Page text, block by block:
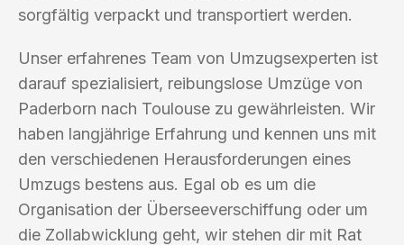
sorgfältig verpackt und transportiert werden.
Unser erfahrenes Team von Umzugsexperten ist
darauf spezialisiert, reibungslose Umzüge von
Paderborn nach Toulouse zu gewährleisten. Wir
haben langjährige Erfahrung und kennen uns mit
den verschiedenen Herausforderungen eines
Umzugs bestens aus. Egal ob es um die
Organisation der Überseeverschiffung oder um
die Zollabwicklung geht, wir stehen dir mit Rat